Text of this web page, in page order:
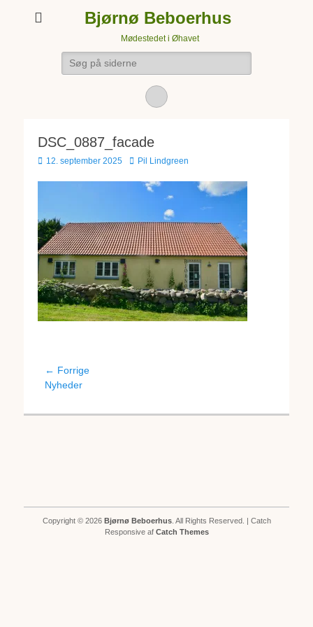
Bjørnø Beboerhus
Mødestedet i Øhavet
Søg
efter:
Facebook
DSC_0887_facade
Udgivet
12. september 2025 Forfatter
Pil Lindgreen
Indlægsnavigation
← Forrige
Forrige
Nyheder
Copyright © 2026 Bjørnø Beboerhus. All Rights Reserved. | Catch
Responsive af Catch Themes